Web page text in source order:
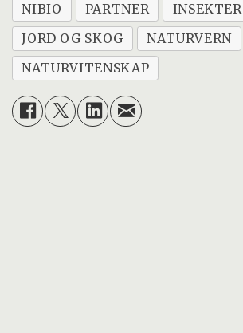
NIBIO PARTNER
INSEKTER
JORD OG SKOG
NATURVERN
NATURVITENSKAP